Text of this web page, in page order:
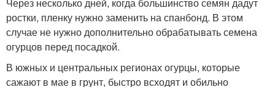
ростки, пленку нужно заменить на спанбонд. В этом
случае не нужно дополнительно обрабатывать семена
огурцов перед посадкой.
В южных и центральных регионах огурцы, которые
сажают в мае в грунт, быстро всходят и обильно